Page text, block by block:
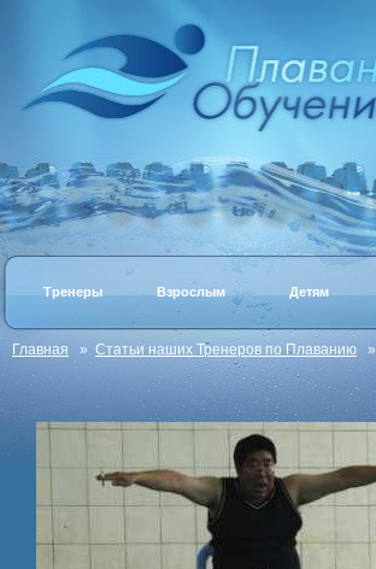
Тренеры Взрослым Детям
Главная » Статьи наших Тренеров по Плаванию »